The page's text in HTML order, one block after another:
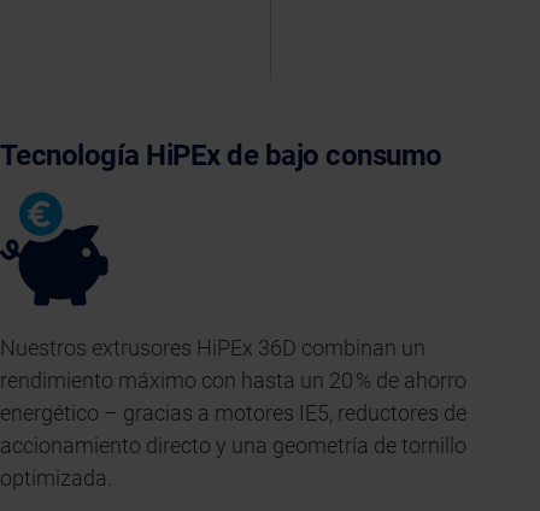
Tecnología HiPEx de bajo consumo
Nuestros extrusores HiPEx 36D combinan un
rendimiento máximo con hasta un 20 % de ahorro
energético – gracias a motores IE5, reductores de
accionamiento directo y una geometría de tornillo
optimizada.